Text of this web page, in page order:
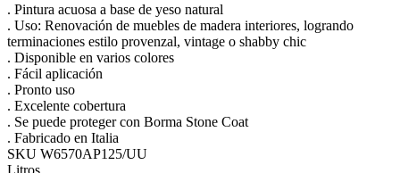
. Pintura acuosa a base de yeso natural
. Uso: Renovación de muebles de madera interiores, logrando
terminaciones estilo provenzal, vintage o shabby chic
. Disponible en varios colores
. Fácil aplicación
. Pronto uso
. Excelente cobertura
. Se puede proteger con Borma Stone Coat
. Fabricado en Italia
SKU W6570AP125/UU
Litros